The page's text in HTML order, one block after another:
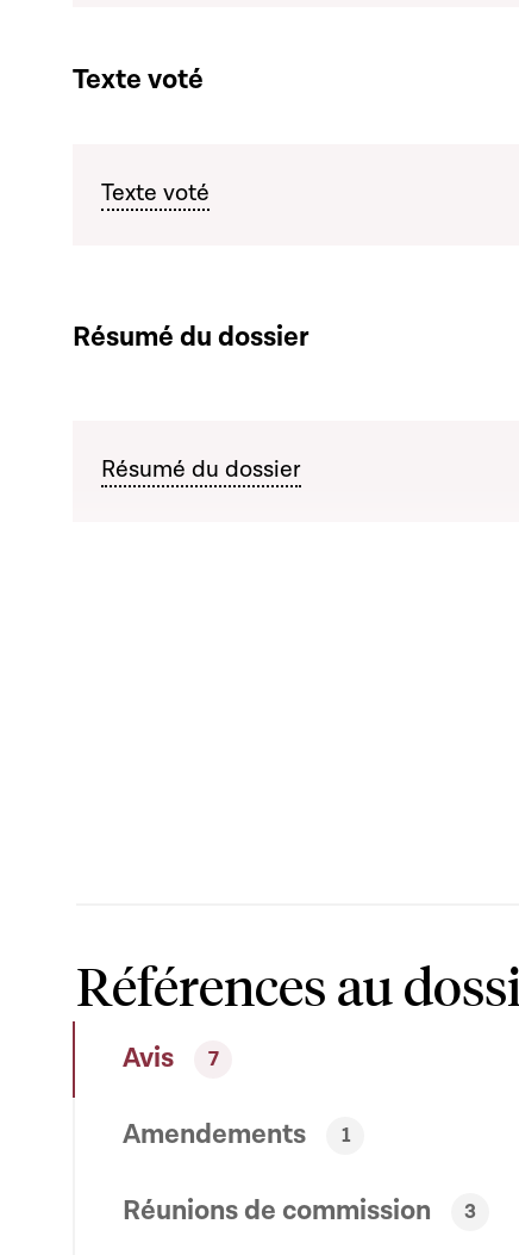
Texte voté
Texte voté
Résumé du dossier
Résumé du dossier
Références au
Avis 7
Amendements 1
Réunions de commission 3